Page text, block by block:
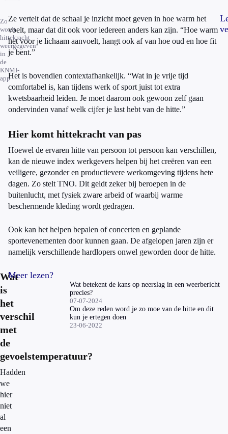
Zo
wordt
hittekracht
weergegeven
in
de
KNMI-
app
Ze vertelt dat de schaal je inzicht moet geven in hoe warm het
voelt, maar dat dit ook voor iedereen anders kan zijn. “Hoe warm
het voor je lichaam aanvoelt, hangt ook af van hoe oud en hoe fit
je bent.”
Het is bovendien contextafhankelijk. “Wat in je vrije tijd
comfortabel is, kan tijdens werk of sport juist tot extra
kwetsbaarheid leiden. Je moet daarom ook gewoon zelf gaan
ondervinden vanaf welk cijfer je last hebt van de hitte.”
Hier komt hittekracht van pas
Hoewel de ervaren hitte van persoon tot persoon kan verschillen,
kan de nieuwe index werkgevers helpen bij het creëren van een
veiligere, gezonder en productievere werkomgeving tijdens hete
dagen. Zo stelt TNO. Dit geldt zeker bij beroepen in de
buitenlucht, met fysiek zware arbeid of waarbij warme
beschermende kleding wordt gedragen.
Ook kan het helpen bepalen of concerten en geplande
sportevenementen door kunnen gaan. De afgelopen jaren zijn er
namelijk verschillende hardlopers onwel geworden door de hitte.
Wat
is
het
verschil
met
de
gevoelstemperatuur?
Hadden
we
hier
niet
al
een
Meer lezen?
Wat betekent de kans op neerslag in een weerbericht
precies?
07-07-2024
Om deze reden word je zo moe van de hitte en dit
kun je ertegen doen
23-06-2022